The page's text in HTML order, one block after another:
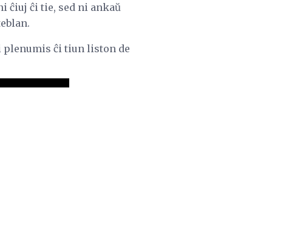
ĉiuj ĉi tie, sed ni ankaŭ
plenumis ĉi tiun liston de